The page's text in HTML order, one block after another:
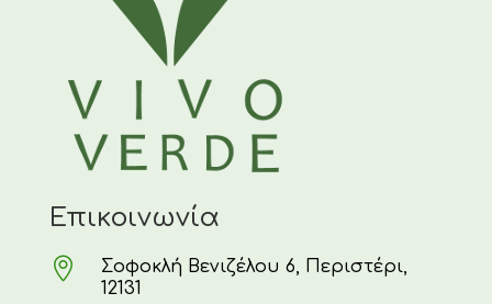
Επικοινωνία

Σοφοκλή Βενιζέλου 6, Περιστέρι,
12131